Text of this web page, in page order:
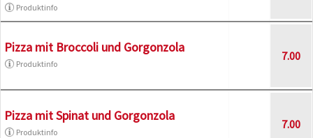
Produktinfo
Pizza mit Broccoli und Gorgonzola
Produktinfo
7.00
Pizza mit Spinat und Gorgonzola
Produktinfo
7.00